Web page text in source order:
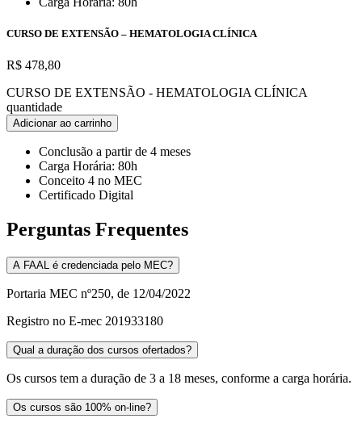
CURSO DE EXTENSÃO – HEMATOLOGIA CLÍNICA
R$ 478,80
CURSO DE EXTENSÃO - HEMATOLOGIA CLÍNICA
quantidade
Adicionar ao carrinho
Conclusão a partir de 4 meses
Carga Horária: 80h
Conceito 4 no MEC
Certificado Digital
Perguntas Frequentes
A FAAL é credenciada pelo MEC?
Portaria MEC nº250, de 12/04/2022
Registro no E-mec 201933180
Qual a duração dos cursos ofertados?
Os cursos tem a duração de 3 a 18 meses, conforme a carga horária.
Os cursos são 100% on-line?